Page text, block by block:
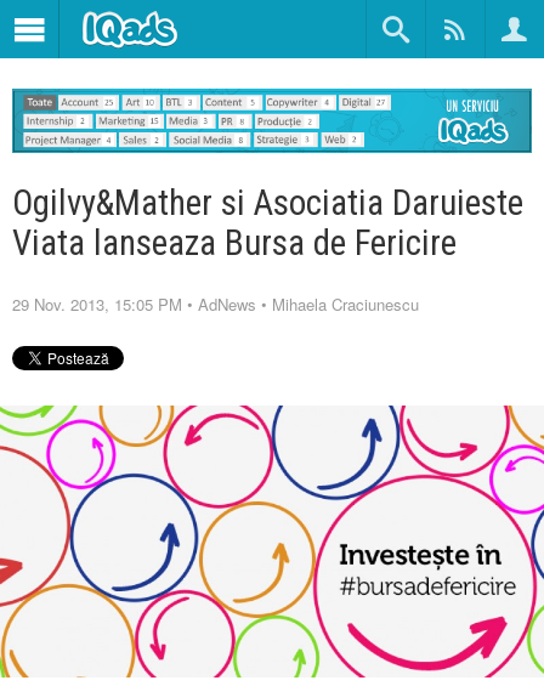
Ogilvy&Mather si Asociatia Daruieste
Viata lanseaza Bursa de Fericire
29 Nov. 2013, 15:05 PM • AdNews • Mihaela Craciunescu